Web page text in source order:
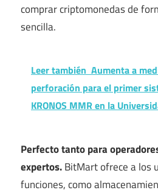
comprar criptomonedas de
sencilla.
Leer también Aumenta a
perforación para el primer
KRONOS MMR en la
Perfecto tanto para
expertos.BitMart ofrece a los
funciones, como